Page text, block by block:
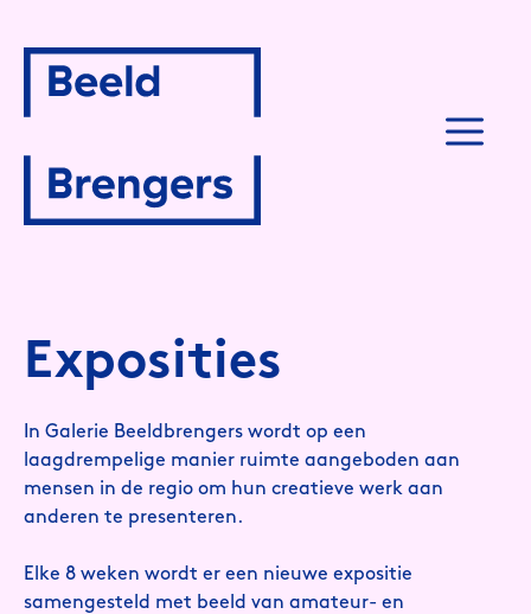
inhoud
Exposities
In Galerie Beeldbrengers wordt op een
laagdrempelige manier ruimte aangeboden aan
mensen in de regio om hun creatieve werk aan
anderen te presenteren.
Elke 8 weken wordt er een nieuwe expositie
samengesteld met beeld van amateur- en